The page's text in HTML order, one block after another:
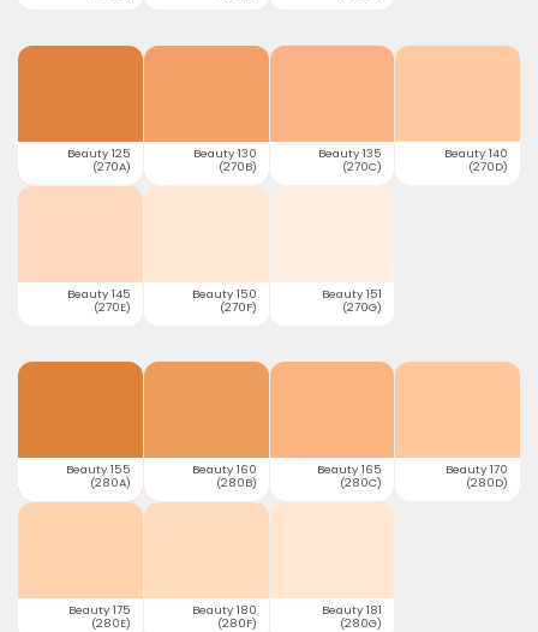
Beauty 125
(270A)
Beauty 130
(270B)
Beauty 135
(270C)
Beauty 140
(270D)
Beauty 145
(270E)
Beauty 150
(270F)
Beauty 151
(270G)
Beauty 155
(280A)
Beauty 160
(280B)
Beauty 165
(280C)
Beauty 170
(280D)
Beauty 175
(280E)
Beauty 180
(280F)
Beauty 181
(280G)